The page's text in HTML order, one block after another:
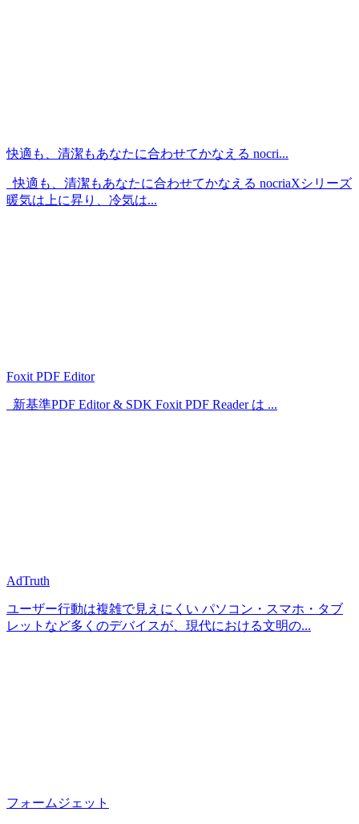
快適も、清潔もあなたに合わせてかなえる nocri...
快適も、清潔もあなたに合わせてかなえる nocriaXシリーズ
暖気は上に昇り、冷気は...
Foxit PDF Editor
新基準PDF Editor & SDK Foxit PDF Reader は ...
AdTruth
ユーザー行動は複雑で見えにくい パソコン・スマホ・タブ
レットなど多くのデバイスが、現代における文明の...
フォームジェット